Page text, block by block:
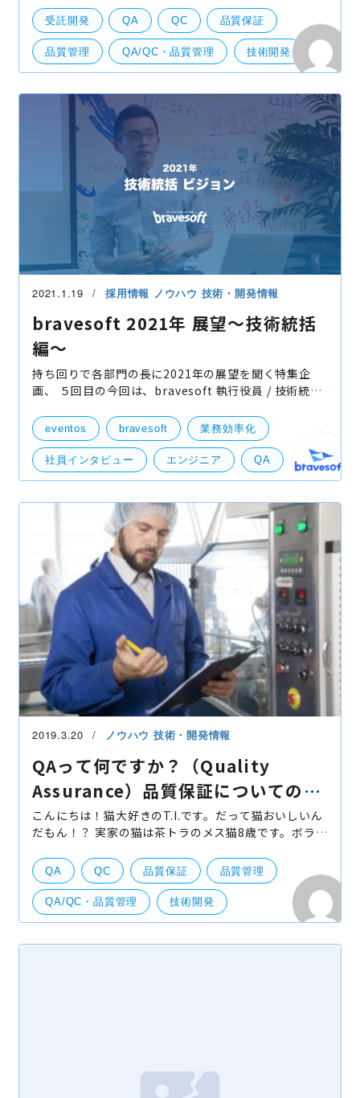
はもう2年以上前になるんですね。 後任でQAの話を頼
まれ
受託開発 QA QC 品質保証
品質管理 QA/QC・品質管理 技術開発
2021.1.19 採用情報 ノウハウ 技術・開発情報
bravesoft 2021年 展望〜技術統括
編〜
持ち回りで各部門の長に2021年の展望を聞く特集企
画、 ５回目の今回は、bravesoft 執行役員 / 技術統括
2020年振り返り 高瀬（以下高）「技術統括室は202
eventos bravesoft 業務効率化
社員インタビュー エンジニア QA
2019.3.20 ノウハウ 技術・開発情報
QAって何ですか？（Quality
Assurance）品質保証についてのま
とめ。
こんにちは！猫大好きのT.I.です。だって猫おいしいん
だもん！？ 実家の猫は茶トラのメス猫8歳です。ボラン
ールは贅沢覚えちゃうと大変なのでたまにしかあげま
せん
QA QC 品質保証 品質管理
QA/QC・品質管理 技術開発